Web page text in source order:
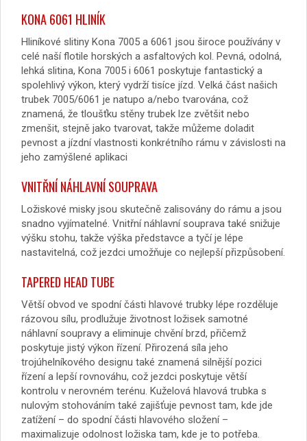
KONA 6061 HLINÍK
Hliníkové slitiny Kona 7005 a 6061 jsou široce používány v
celé naší flotile horských a asfaltových kol. Pevná, odolná,
lehká slitina, Kona 7005 i 6061 poskytuje fantastický a
spolehlivý výkon, který vydrží tisíce jízd. Velká část našich
trubek 7005/6061 je natupo a/nebo tvarována, což
znamená, že tloušťku stěny trubek lze zvětšit nebo
zmenšit, stejně jako tvarovat, takže můžeme doladit
pevnost a jízdní vlastnosti konkrétního rámu v závislosti na
jeho zamýšlené aplikaci
VNITŘNÍ NÁHLAVNÍ SOUPRAVA
Ložiskové misky jsou skutečně zalisovány do rámu a jsou
snadno vyjímatelné. Vnitřní náhlavní souprava také snižuje
výšku stohu, takže výška představce a tyčí je lépe
nastavitelná, což jezdci umožňuje co nejlepší přizpůsobení.
TAPERED HEAD TUBE
Větší obvod ve spodní části hlavové trubky lépe rozděluje
rázovou sílu, prodlužuje životnost ložisek samotné
náhlavní soupravy a eliminuje chvění brzd, přičemž
poskytuje jistý výkon řízení. Přirozená síla jeho
trojúhelníkového designu také znamená silnější pozici
řízení a lepší rovnováhu, což jezdci poskytuje větší
kontrolu v nerovném terénu. Kuželová hlavová trubka s
nulovým stohováním také zajišťuje pevnost tam, kde jde
zatížení – do spodní části hlavového složení –
maximalizuje odolnost ložiska tam, kde je to potřeba.